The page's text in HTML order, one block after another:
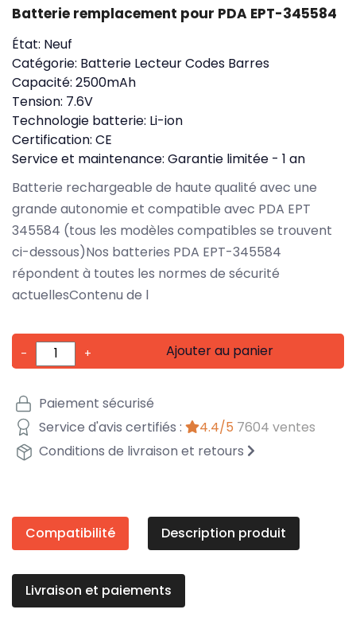
Batterie remplacement pour PDA EPT-345584
État: Neuf
Catégorie: Batterie Lecteur Codes Barres
Capacité: 2500mAh
Tension: 7.6V
Technologie batterie: Li-ion
Certification: CE
Service et maintenance: Garantie limitée - 1 an
Batterie rechargeable de haute qualité avec une
grande autonomie et compatible avec PDA EPT
345584 (tous les modèles compatibles se trouvent
ci-dessous)Nos batteries PDA EPT-345584
répondent à toutes les normes de sécurité
actuellesContenu de l
- + Ajouter au panier
Paiement sécurisé
Service d'avis certifiés :
4.4/5 7604 ventes
Conditions de livraison et retours
Compatibilité Description produit
Livraison et paiements